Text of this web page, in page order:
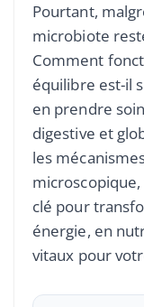
Pourtant,
microbiote
Comment
équilibre est-il
en prendre
digestive et
les
clé pour
énergie, en
vitaux pour